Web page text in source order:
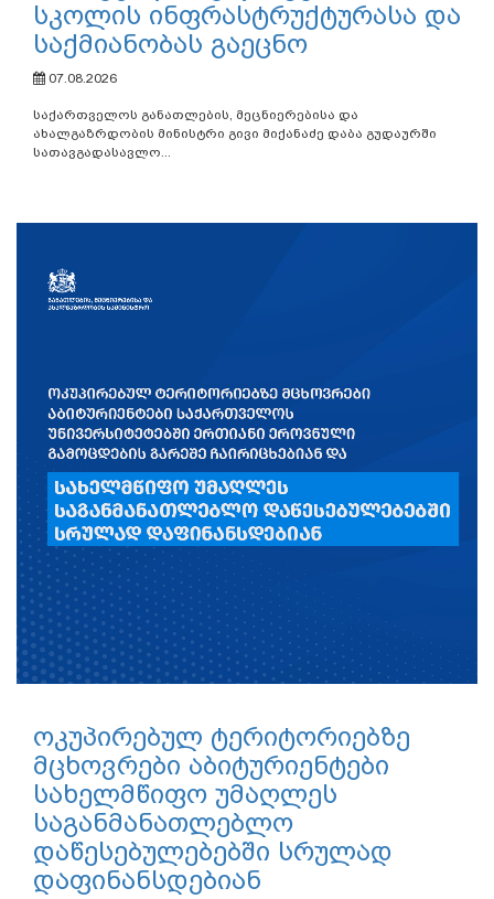
სკოლის ინფრასტრუქტურასა და
საქმიანობას გაეცნო
07.08.2026
საქართველოს განათლების, მეცნიერებისა და
ახალგაზრდობის მინისტრი გივი მიქანაძე დაბა გუდაურში
სათავგადასავლო...
ოკუპირებულ ტერიტორიებზე
მცხოვრები აბიტურიენტები
სახელმწიფო უმაღლეს
საგანმანათლებლო
დაწესებულებებში სრულად
დაფინანსდებიან